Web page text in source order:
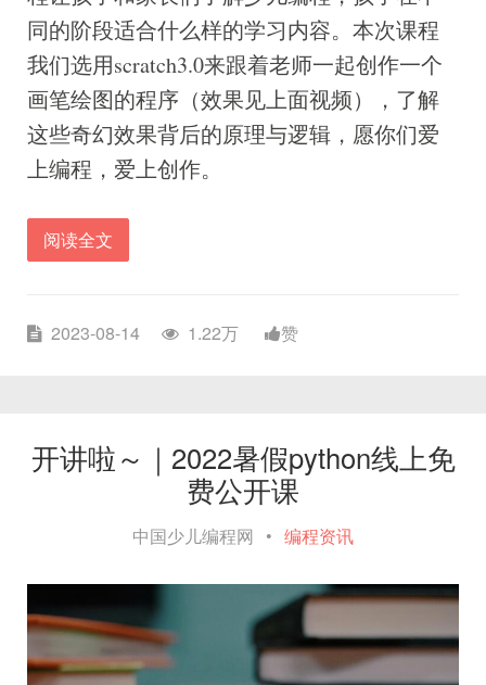
同的阶段适合什么样的学习内容。本次课程
我们选用scratch3.0来跟着老师一起创作一个
画笔绘图的程序（效果见上面视频），了解
这些奇幻效果背后的原理与逻辑，愿你们爱
上编程，爱上创作。
阅读全文
2023-08-14 1.22万 赞
开讲啦～｜2022暑假python线上免
费公开课
中国少儿编程网 • 编程资讯